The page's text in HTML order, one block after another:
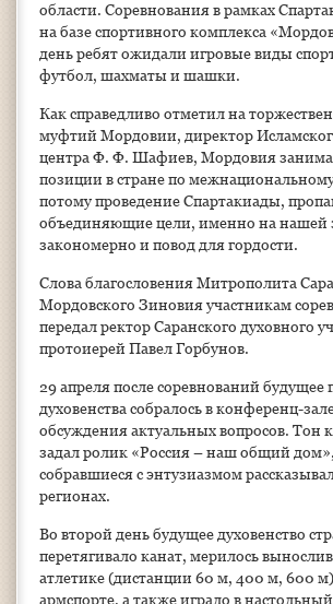
области. Соревнования в рамках
на базе спортивного комплекса
день ребят ожидали игровые виды
футбол, шахматы и шашки.
Как справедливо отметил на
муфтий Мордовии, директор
центра Ф. Ф. Шафиев, Мордовия
позиции в стране по
потому проведение Спартакиады,
объединяющие цели, именно на нашей
закономерно и повод для гордости.
Слова благословения Митрополита
Мордовского Зиновия участникам
передал ректор Саранского духовного
протоиерей Павел Горбунов.
29 апреля после соревнований будущее
духовенства собралось в конференц-
обсуждения актуальных вопросов. Тон
задал ролик «Россия – наш общий дом»,
собравшиеся с энтузиазмом
регионах.
Во второй день будущее духовенство
перетягивало канат, мерилось
атлетике (дистанции 60 м, 400 м, 600
армспорте, а также играло в